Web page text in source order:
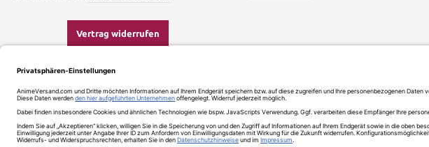
Vertrag widerrufen
Impressum AGB Widerrufsbelehrung